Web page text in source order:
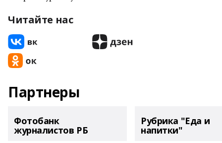
Читайте нас
Партнеры
Фотобанк
журналистов РБ
Рубрика "Еда и
напитки"